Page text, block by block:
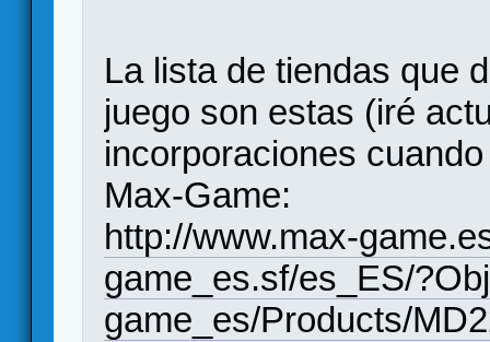
La lista de tiendas que
juego son estas (iré
incorporaciones
Max-Game:
http://www.max-
game_es.sf/es_ES/
game_es/Products/